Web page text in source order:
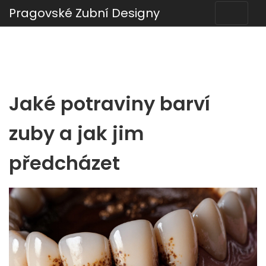
Pragovské Zubní Designy
Jaké potraviny barví
zuby a jak jim
předcházet